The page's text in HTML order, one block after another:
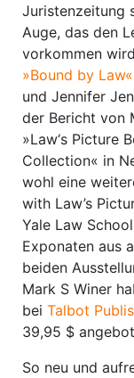
Juristenzeitung
Auge, das den
vorkommen
»Bound by Law«
und Jennifer
der Bericht von
»Law‘s Picture
Collection« in
wohl eine
with Law’s
Yale Law
Exponaten aus
beiden
Mark S Winer
bei Talbot
39,95 $
So neu und